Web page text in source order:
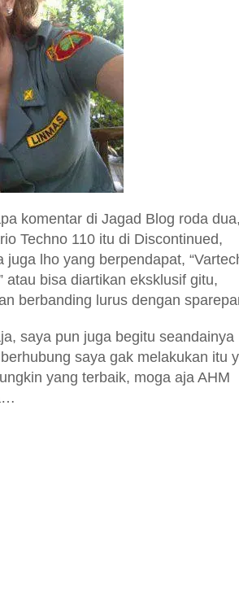
komentar di Jagad Blog roda dua,
Techno 110 itu di Discontinued,
lho yang berpendapat,
atau bisa diartikan eksklusif gitu,
berbanding lurus dengan
saya pun juga begitu seandainya
saya gak melakukan itu
yang terbaik, moga aja AHM